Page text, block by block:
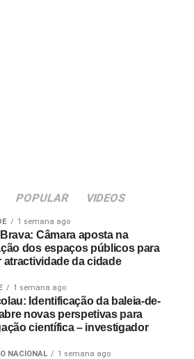
POPULAR VIDEOS
1 semana ago
Câmara aposta na
dos espaços públicos para
atractividade da cidade
1 semana ago
Identificação da baleia-de-
novas perspetivas para
científica – investigador
NACIONAL 1 semana ago